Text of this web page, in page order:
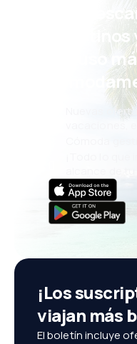
¡Eh!
incluso
Nuevas
vacaciones,
Cómoda
¡Todo lo
¡Los
viajan más
El boletín incluye